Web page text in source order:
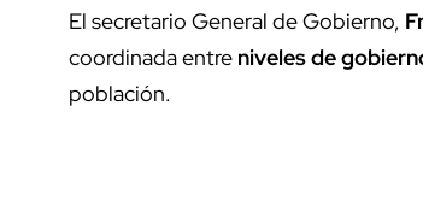
El secretario General de Gobierno,
coordinada entre niveles de
población.